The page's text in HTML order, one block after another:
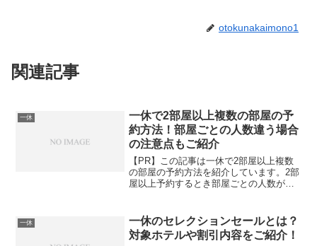
otokunakaimono1
関連記事
一休
一休で2部屋以上複数の部屋の予
約方法！部屋ごとの人数違う場合
の注意点もご紹介
【PR】この記事は一休で2部屋以上複数
の部屋の予約方法を紹介しています。2部
屋以上予約するとき部屋ごとの人数が違
いようにしっかり読み進めてください
ね。一休で2部屋以上複...
一休
一休のセレクションセールとは？
対象ホテルや割引内容をご紹介！